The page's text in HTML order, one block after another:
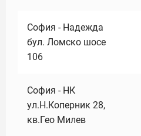
София - Надежда
бул. Ломско шосе
106
София - НК
ул.Н.Коперник 28,
кв.Гео Милев